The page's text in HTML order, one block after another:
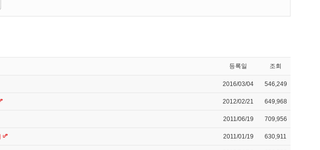
등록일 조회
2016/03/04 546,249
2012/02/21 649,968
2011/06/19 709,956
2011/01/19 630,911